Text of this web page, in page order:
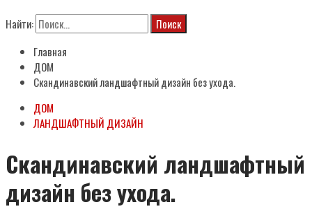
Найти:
Главная
ДОМ
Скандинавский ландшафтный дизайн без ухода.
ДОМ
ЛАНДШАФТНЫЙ ДИЗАЙН
Скандинавский ландшафтный
дизайн без ухода.